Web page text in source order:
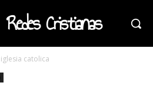
Redes Cristianas
iglesia catolica